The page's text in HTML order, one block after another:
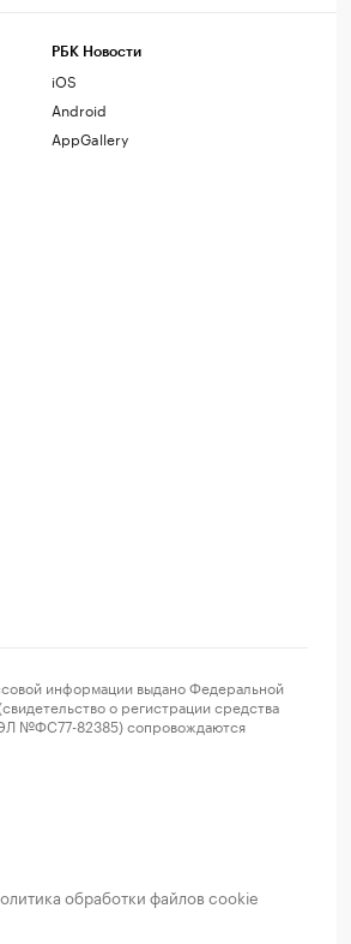
РБК Новости
iOS
Android
AppGallery
информации выдано Федеральной
о регистрации средства
ЭЛ №ФС77-82385) сопровождаются
обработки файлов cookie